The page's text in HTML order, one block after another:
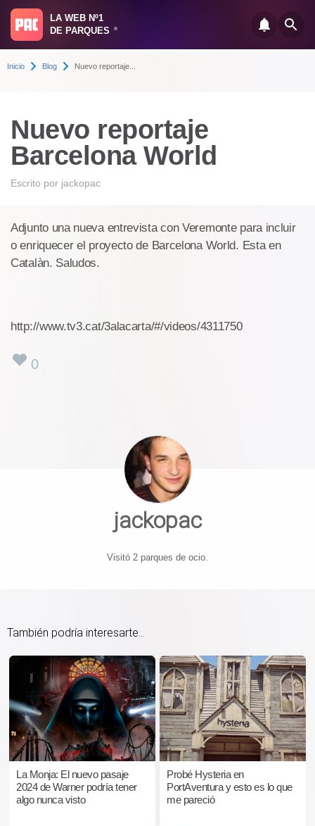
LA WEB Nº1
DE PARQUES
®
Inicio Blog Nuevo reportaje...
Nuevo reportaje
Barcelona World
Escrito por jackopac
Adjunto una nueva entrevista con Veremonte para incluir
o enriquecer el proyecto de Barcelona World. Esta en
Catalàn. Saludos.
http://www.tv3.cat/3alacarta/#/videos/4311750
0
jackopac
Visitó 2 parques de ocio.
También podría interesarte...
La Monja: El nuevo pasaje
2024 de Warner podría tener
algo nunca visto
Probé Hysteria en
PortAventura y esto es lo que
me pareció